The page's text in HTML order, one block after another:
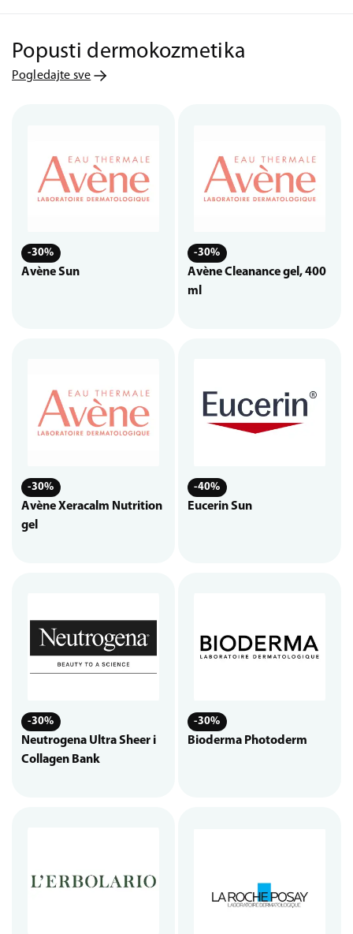
Popusti dermokozmetika
Pogledajte sve
-30%
Avène Sun
-30%
Avène Cleanance gel, 400
ml
-30%
Avène Xeracalm Nutrition
gel
-40%
Eucerin Sun
-30%
Neutrogena Ultra Sheer i
Collagen Bank
-30%
Bioderma Photoderm